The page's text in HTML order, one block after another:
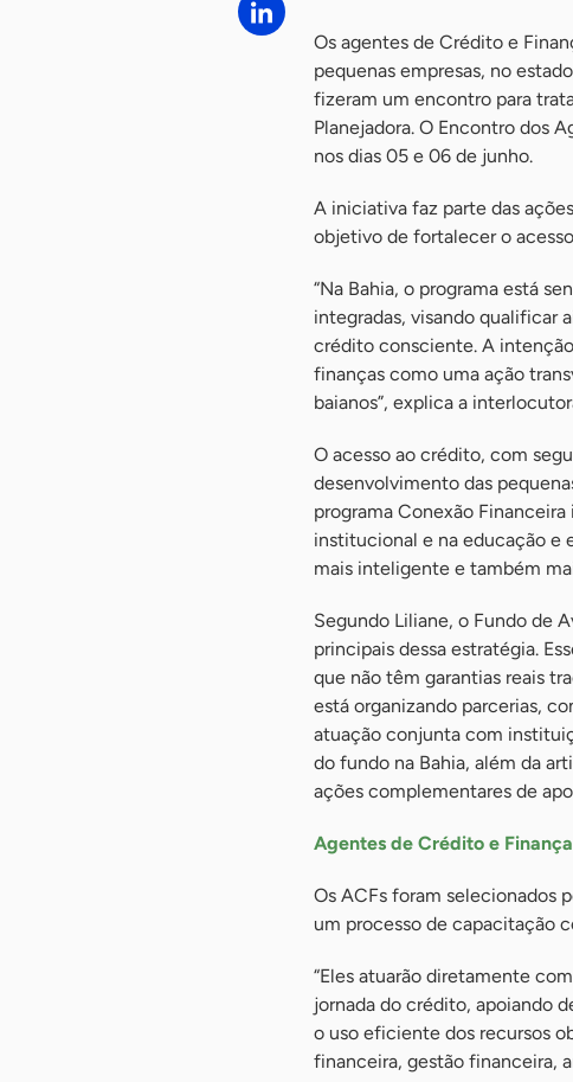
Os agentes de Crédito e
pequenas empresas, no
fizeram um encontro para
Planejadora. O Encontro dos
nos dias 05 e 06 de junho.
A iniciativa faz parte das
objetivo de fortalecer o
“Na Bahia, o programa está
integradas, visando qualificar
crédito consciente. A
finanças como uma ação
baianos”, explica a
O acesso ao crédito, com
desenvolvimento das
programa Conexão
institucional e na educação e
mais inteligente e também
Segundo Liliane, o Fundo de
principais dessa estratégia.
que não têm garantias reais
está organizando parcerias,
atuação conjunta com
do fundo na Bahia, além da
ações complementares de
Agentes de Crédito e
Os ACFs foram selecionados
um processo de capacitação
“Eles atuarão diretamente
jornada do crédito, apoiando
o uso eficiente dos recursos
financeira, gestão financeira,